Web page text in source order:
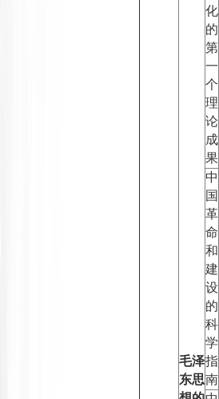
毛泽
东思
化
的
第
一
个
理
论
成
果
中
国
革
命
和
建
设
的
科
学
指
南